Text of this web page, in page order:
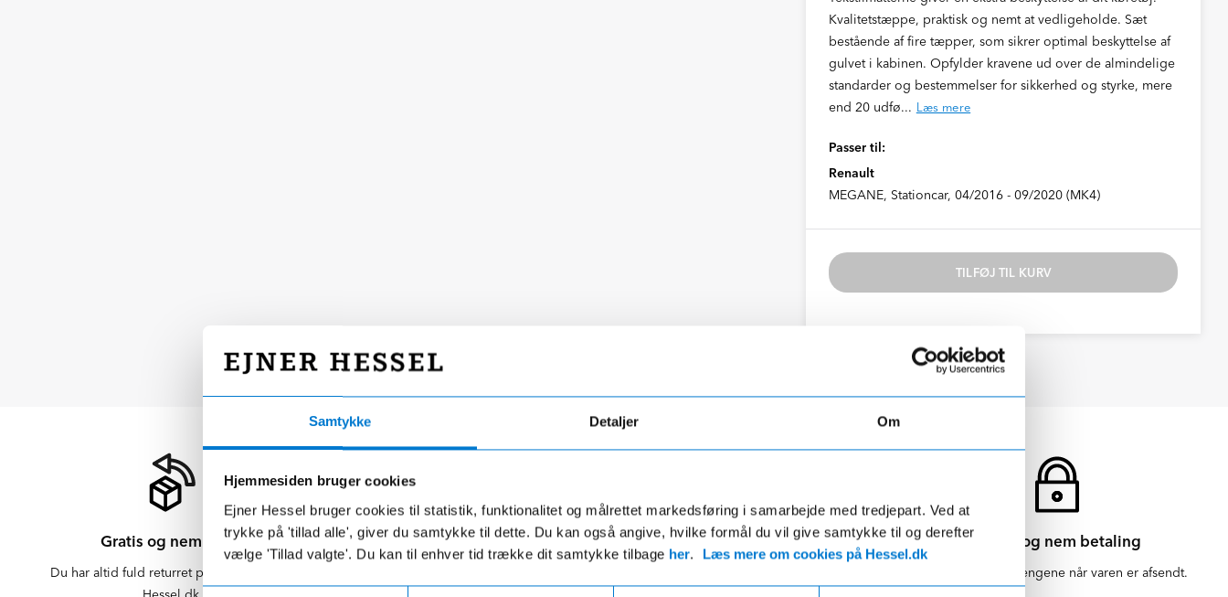
Samtykke Detaljer Om
Hjemmesiden bruger cookies
Ejner Hessel bruger cookies til statistik, funktionalitet og målrettet markedsføring i samarbejde med tredjepart. Ved at
trykke på 'tillad alle', giver du samtykke til dette. Du kan også angive, hvilke formål du vil give samtykke til og derefter
vælge 'Tillad valgte'. Du kan til enhver tid trække dit samtykke tilbage her. Læs mere om cookies på Hessel.dk
Kvalitetstæppe, praktisk og nemt at vedligeholde. Sæt
bestående af fire tæpper, som sikrer optimal beskyttelse af
gulvet i kabinen. Opfylder kravene ud over de almindelige
standarder og bestemmelser for sikkerhed og styrke, mere
end 20 udfø... Læs mere
Passer til:
Renault
MEGANE, Stationcar, 04/2016 - 09/2020 (MK4)
TILFØJ TIL KURV
Gratis og nem retur
Du har altid fuld returret på varer købt på
Fri fragt Hurtig levering Sikker og nem betaling
Vi hæver først pengene når varen er afsendt.